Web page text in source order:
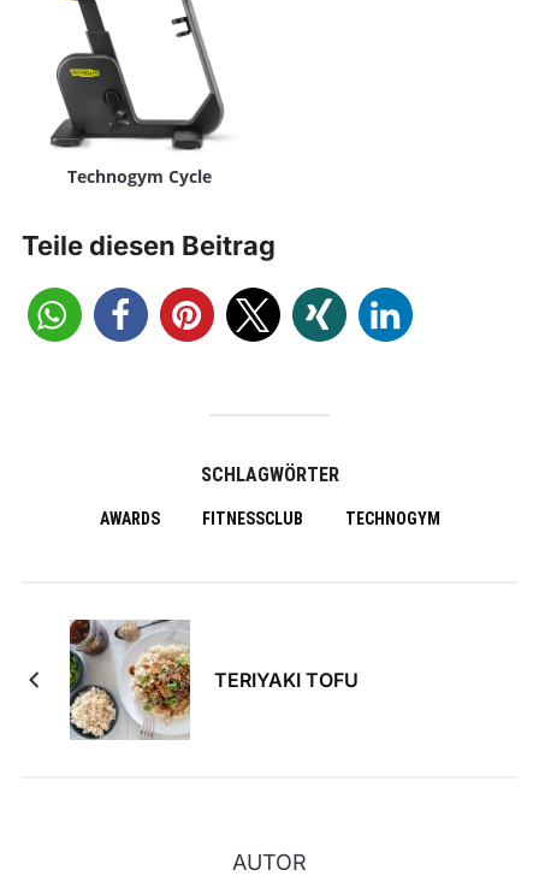
Technogym Cycle
Teile diesen Beitrag
SCHLAGWÖRTER
AWARDS FITNESSCLUB TECHNOGYM
TERIYAKI TOFU
AUTOR